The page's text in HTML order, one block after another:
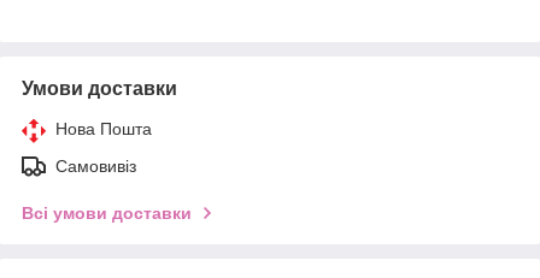
Умови доставки
Нова Пошта
Самовивіз
Всі умови доставки